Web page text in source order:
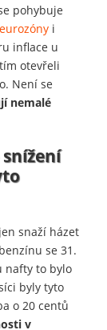
pohybuje
i
inflace u
otevřeli
Není se
nemalé
snaží házet
se 31.
nafty to bylo
byly tyto
o 20 centů
v